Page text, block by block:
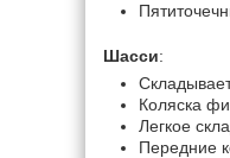
Шасси:
Коляска
Легкое
Передние